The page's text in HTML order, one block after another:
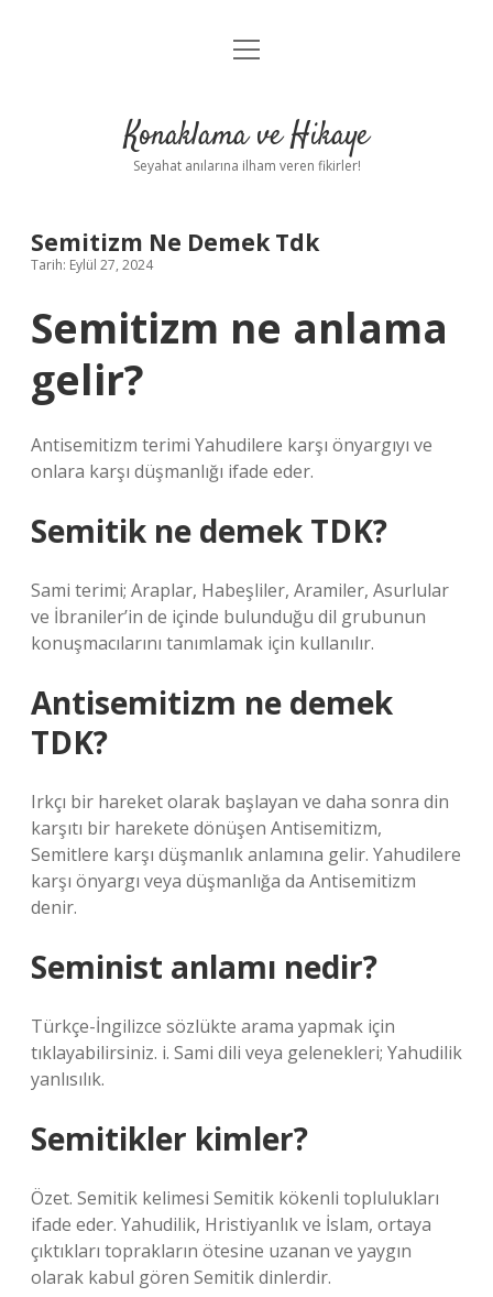
Anasayfa
Yasal Uyarı
menüyü
Konaklama ve Hikaye
Seyahat anılarına ilham veren fikirler!
Semitizm Ne Demek Tdk
Tarih: Eylül 27, 2024
Semitizm ne anlama
gelir?
Antisemitizm terimi Yahudilere karşı önyargıyı ve
onlara karşı düşmanlığı ifade eder.
Semitik ne demek TDK?
Sami terimi; Araplar, Habeşliler, Aramiler, Asurlular
ve İbraniler’in de içinde bulunduğu dil grubunun
konuşmacılarını tanımlamak için kullanılır.
Antisemitizm ne demek
TDK?
Irkçı bir hareket olarak başlayan ve daha sonra din
karşıtı bir harekete dönüşen Antisemitizm,
Semitlere karşı düşmanlık anlamına gelir. Yahudilere
karşı önyargı veya düşmanlığa da Antisemitizm
denir.
Seminist anlamı nedir?
Türkçe-İngilizce sözlükte arama yapmak için
tıklayabilirsiniz. i. Sami dili veya gelenekleri; Yahudilik
yanlısılık.
Semitikler kimler?
Özet. Semitik kelimesi Semitik kökenli toplulukları
ifade eder. Yahudilik, Hristiyanlık ve İslam, ortaya
çıktıkları toprakların ötesine uzanan ve yaygın
olarak kabul gören Semitik dinlerdir.